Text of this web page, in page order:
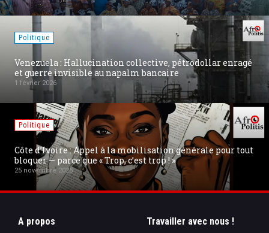
Politique
Venezuela : Hallucination collective, pétrodollar enragé
et guerre invisible au napalm bancaire
1 février 2026
Politique
Côte d’Ivoire : Appel à la mobilisation générale pour tout
bloquer — parce que « Trop, c’est trop ! »
25 novembre 2025
A propos Travailler avec nous !